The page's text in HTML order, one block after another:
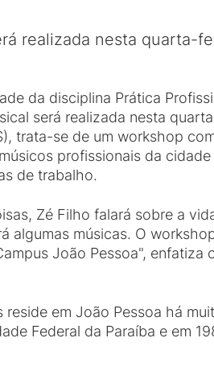
realizada nesta quarta-
da disciplina Prática
será realizada nesta
trata-se de um workshop
profissionais da
de trabalho.
Zé Filho falará sobre a
algumas músicas. O
João Pessoa", enfatiza
em João Pessoa há
Federal da Paraíba e em